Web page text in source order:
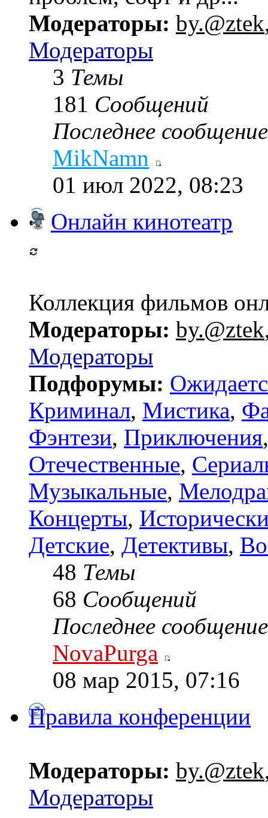
Модераторы: by.@ztek
Модераторы
3 Темы
181 Сообщений
Последнее сообщение
MikNamn
01 июл 2022, 08:23
Онлайн кинотеатр
Коллекция фильмов
Модераторы: by.@ztek
Модераторы
Подфорумы:
Криминал, Мистика,
Фэнтези, Приключения
Отечественные,
Музыкальные,
Концерты,
Детские, Детективы,
48 Темы
68 Сообщений
Последнее сообщение
NovaPurga
08 мар 2015, 07:16
Правила конференции
Модераторы: by.@ztek
Модераторы